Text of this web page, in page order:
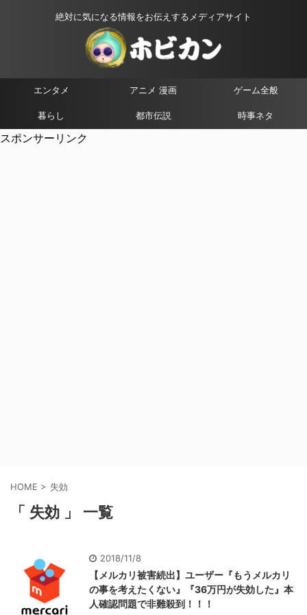
絶対に気になる情報をお伝えするメディアサイト
エンタメ アニメ 漫画 ゲーム全般
暮らし 都市伝説 時事ネタ
スポンサーリンク
HOME > 失効
「 失効 」 一覧
2018/11/8
【メルカリ被害続出】ユーザー『もうメルカリ
の事を考えたくない』『36万円が失効した』本
人確認問題で非難殺到！！！